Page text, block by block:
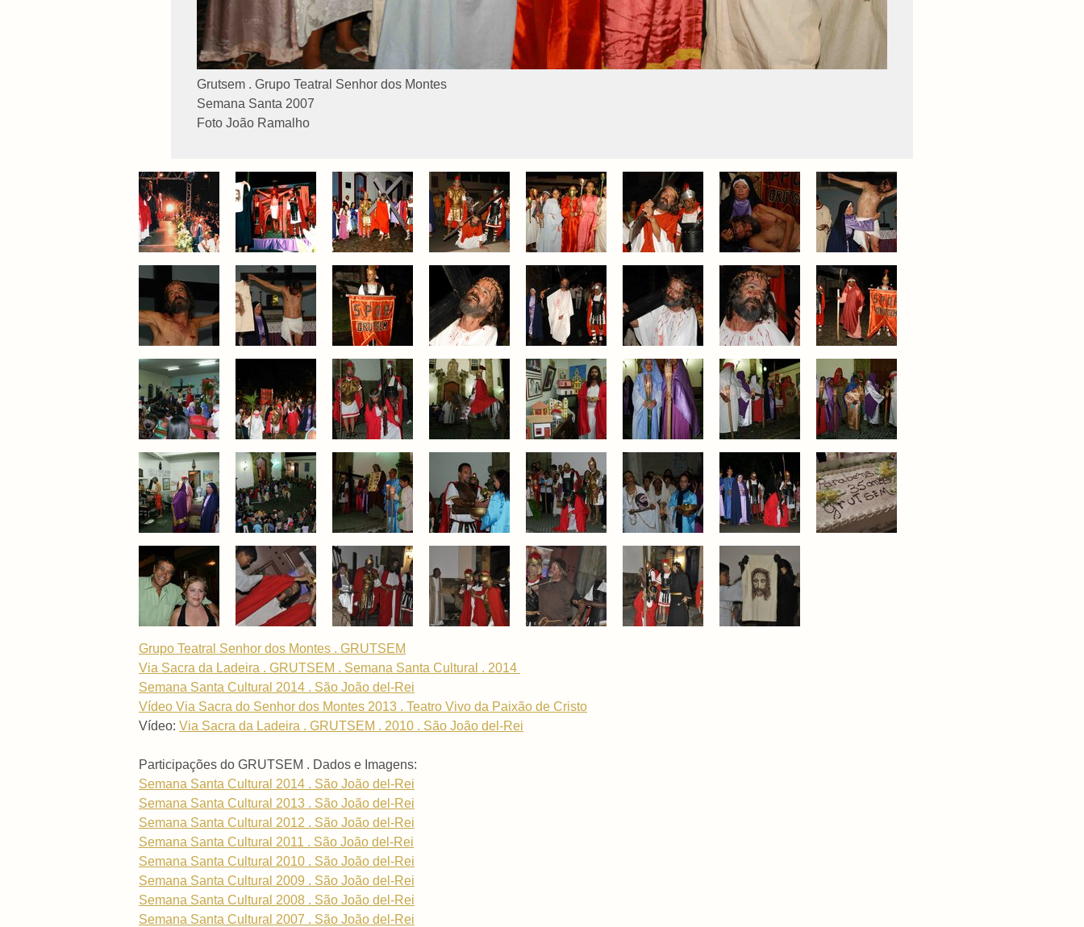
Grutsem . Grupo Teatral Senhor dos Montes
Semana Santa 2007
Foto João Ramalho
Grupo Teatral Senhor dos Montes . GRUTSEM
Via Sacra da Ladeira . GRUTSEM . Semana Santa Cultural . 2014
Semana Santa Cultural 2014 . São João del-Rei
Vídeo Via Sacra do Senhor dos Montes 2013 . Teatro Vivo da Paixão de Cristo
Vídeo: Via Sacra da Ladeira . GRUTSEM . 2010 . São João del-Rei
Participações do GRUTSEM . Dados e Imagens:
Semana Santa Cultural 2014 . São João del-Rei
Semana Santa Cultural 2013 . São João del-Rei
Semana Santa Cultural 2012 . São João del-Rei
Semana Santa Cultural 2011 . São João del-Rei
Semana Santa Cultural 2010 . São João del-Rei
Semana Santa Cultural 2009 . São João del-Rei
Semana Santa Cultural 2008 . São João del-Rei
Semana Santa Cultural 2007 . São João del-Rei